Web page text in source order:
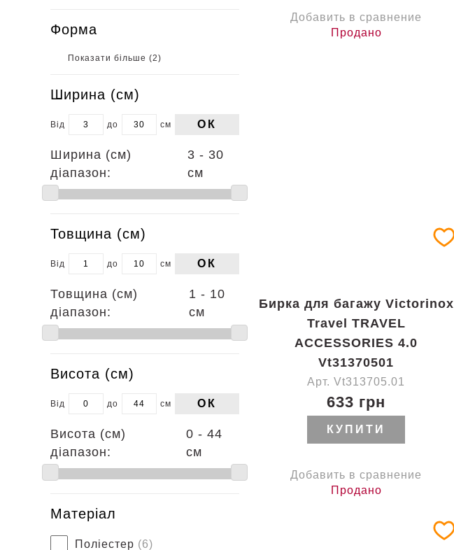
Форма
Показати більше (2)
Ширина (см)
Від до см ОК
Ширина (см)
діапазон:
3 - 30
см
Товщина (см)
Від до см ОК
Товщина (см)
діапазон:
1 - 10
см
Висота (см)
Від до см ОК
Висота (см)
діапазон:
0 - 44
см
Матеріал
Поліестер (6)
Добавить в сравнение
Продано
Бирка для багажу Victorinox
Travel TRAVEL
ACCESSORIES 4.0
Vt31370501
Арт. Vt313705.01
633 грн
КУПИТИ
Добавить в сравнение
Продано